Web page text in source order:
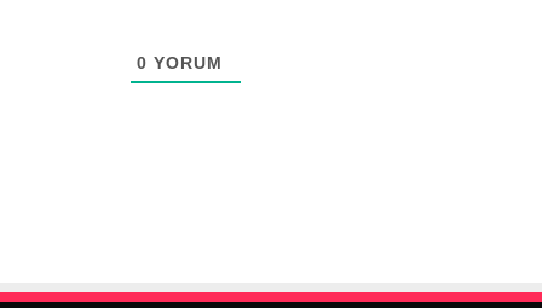
0 YORUM